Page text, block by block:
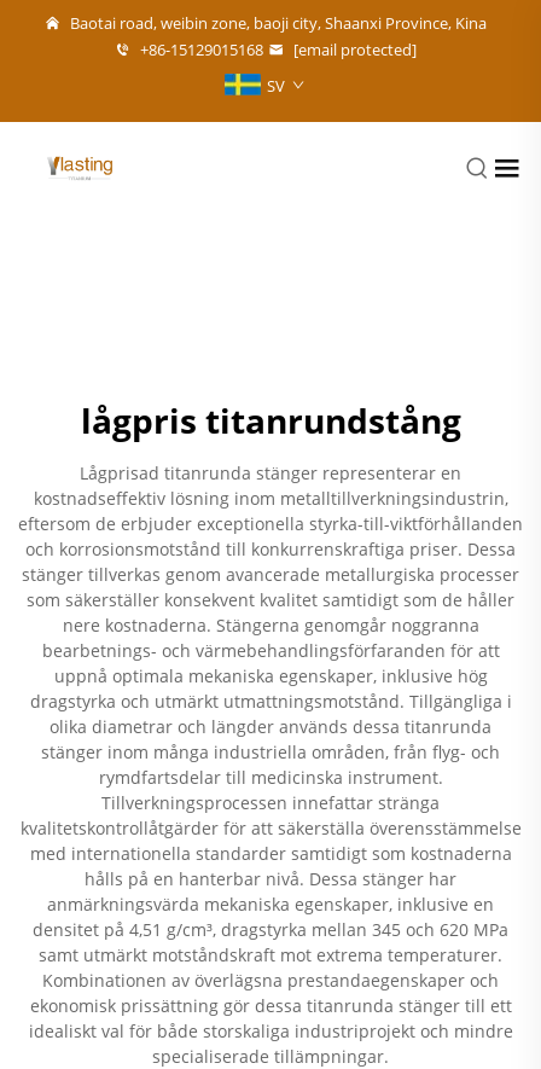
Baotai road, weibin zone, baoji city, Shaanxi Province, Kina
+86-15129015168
[email protected]
SV
lågpris titanrundstång
Lågprisad titanrunda stänger representerar en
kostnadseffektiv lösning inom metalltillverkningsindustrin,
eftersom de erbjuder exceptionella styrka-till-viktförhållanden
och korrosionsmotstånd till konkurrenskraftiga priser. Dessa
stänger tillverkas genom avancerade metallurgiska processer
som säkerställer konsekvent kvalitet samtidigt som de håller
nere kostnaderna. Stängerna genomgår noggranna
bearbetnings- och värmebehandlingsförfaranden för att
uppnå optimala mekaniska egenskaper, inklusive hög
dragstyrka och utmärkt utmattningsmotstånd. Tillgängliga i
olika diametrar och längder används dessa titanrunda
stänger inom många industriella områden, från flyg- och
rymdfartsdelar till medicinska instrument.
Tillverkningsprocessen innefattar stränga
kvalitetskontrollåtgärder för att säkerställa överensstämmelse
med internationella standarder samtidigt som kostnaderna
hålls på en hanterbar nivå. Dessa stänger har
anmärkningsvärda mekaniska egenskaper, inklusive en
densitet på 4,51 g/cm³, dragstyrka mellan 345 och 620 MPa
samt utmärkt motståndskraft mot extrema temperaturer.
Kombinationen av överlägsna prestandaegenskaper och
ekonomisk prissättning gör dessa titanrunda stänger till ett
idealiskt val för både storskaliga industriprojekt och mindre
specialiserade tillämpningar.